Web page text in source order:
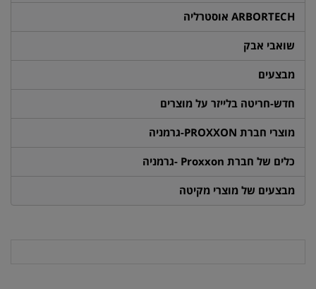
ARBORTECH אוסטרליה
שואבי אבק
מבצעים
חדש-חריטה בלייזר על מוצרים
מוצרי חברת PROXXON-גרמניה
כלים של חברת Proxxon -גרמניה
מבצעים של מוצרי מקיטה